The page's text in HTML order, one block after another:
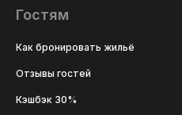
Гостям
Как бронировать жильё
Отзывы гостей
Кэшбэк 30%